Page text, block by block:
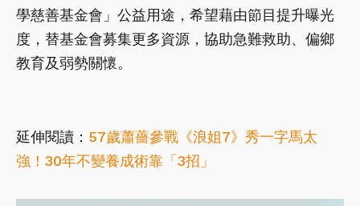
學慈善基金會」公益用途，希望藉由節目提升曝光
度，替基金會募集更多資源，協助急難救助、偏鄉
教育及弱勢關懷。
延伸閱讀：​​​​ 57歲蕭薔參戰《浪姐7》秀一字馬太
強！30年不變養成術靠「3招」